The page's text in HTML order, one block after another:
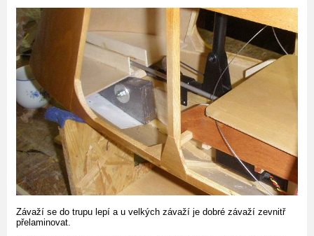
Závaží se do trupu lepí a u velkých závaží je dobré závaží zevnitř
přelaminovat.